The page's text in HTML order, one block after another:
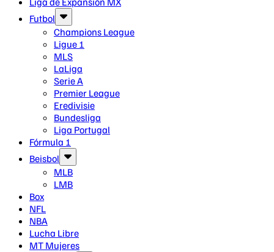
Futbol
Champions League
Ligue 1
MLS
LaLiga
Serie A
Premier League
Eredivisie
Bundesliga
Liga Portugal
Fórmula 1
Beisbol
MLB
LMB
Box
NFL
NBA
Lucha Libre
MT Mujeres